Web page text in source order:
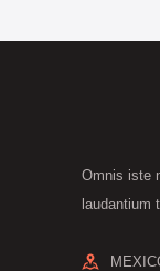
Omnis iste
laudantium